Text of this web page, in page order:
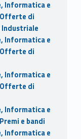
Informatica e
di
Industriale
Informatica e
di
Informatica e
di
Informatica e
e bandi
Informatica e